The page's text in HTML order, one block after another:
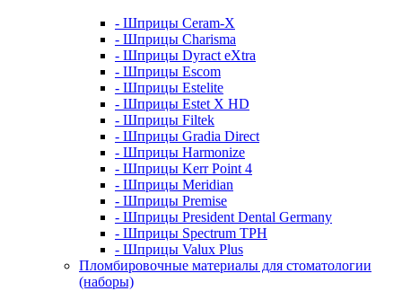
- Шприцы Ceram-X
- Шприцы Charisma
- Шприцы Dyract eXtra
- Шприцы Escom
- Шприцы Estelite
- Шприцы Estet X HD
- Шприцы Filtek
- Шприцы Gradia Direct
- Шприцы Harmonize
- Шприцы Kerr Point 4
- Шприцы Meridian
- Шприцы Premise
- Шприцы President Dental Germany
- Шприцы Spectrum TPH
- Шприцы Valux Plus
Пломбировочные материалы для стоматологии
(наборы)